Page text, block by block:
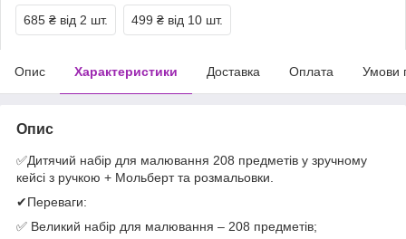
685 ₴ від 2 шт. 499 ₴ від 10 шт.
Опис Характеристики Доставка Оплата Умови
Опис
✅Дитячий набір для малювання 208 предметів у зручному
кейсі з ручкою + Мольберт та розмальовки.
✔Переваги:
✅ Великий набір для малювання – 208 предметів;